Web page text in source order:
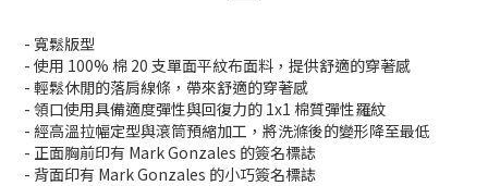
- 寬鬆版型
- 使用 100% 棉 20 支單面平紋布面料，提供舒適的穿著感
- 輕鬆休閒的落肩線條，帶來舒適的穿著感
- 領口使用具備適度彈性與回復力的 1x1 棉質彈性羅紋
- 經高溫拉幅定型與滾筒預縮加工，將洗滌後的變形降至最低
- 正面胸前印有 Mark Gonzales 的簽名標誌
- 背面印有 Mark Gonzales 的小巧簽名標誌